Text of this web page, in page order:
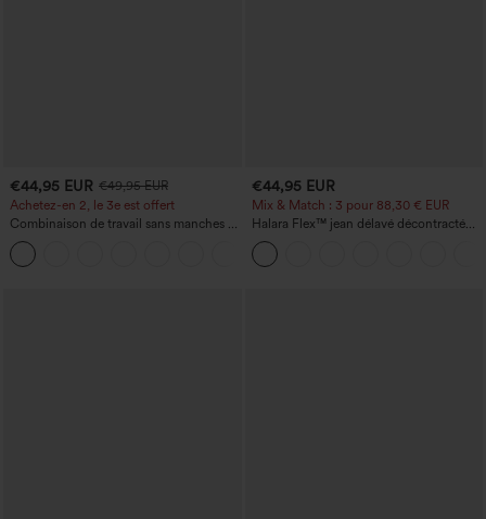
€44,95 EUR €49,95 EUR
Achetez-en 2, le 3e est offert
Combinaison de travail sans manches à
encolure bateau, côtés noués, toucher
frais, rayée, avec poches — Édition Easy
Peezy
€44,95 EUR
Mix & Match : 3 pour 88,30 € EUR
Halara Flex™ jean délavé décontracté
taille haute à poches, coupe baggy à
jambe large